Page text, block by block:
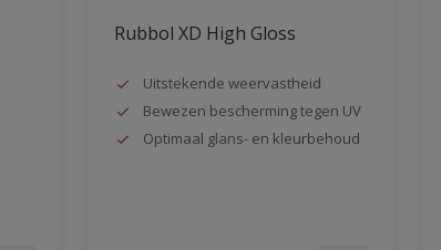
Rubbol XD High Gloss
Uitstekende weervastheid
Bewezen bescherming tegen UV
Optimaal glans- en kleurbehoud